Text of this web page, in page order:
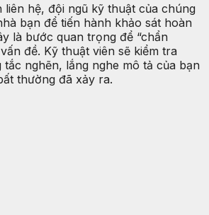
liên hệ, đội ngũ kỹ thuật của chúng
bạn để tiến hành khảo sát hoàn
là bước quan trọng để “chẩn
đề. Kỹ thuật viên sẽ kiểm tra
nghẽn, lắng nghe mô tả của bạn
thường đã xảy ra.